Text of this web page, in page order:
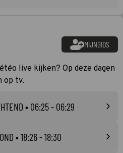
MIJNGIDS
live kijken? Op deze dagen
op tv.
• 06:25 - 06:29
• 18:26 - 18:30